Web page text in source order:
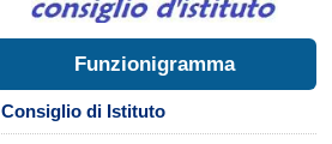
Funzionigramma
Consiglio di Istituto